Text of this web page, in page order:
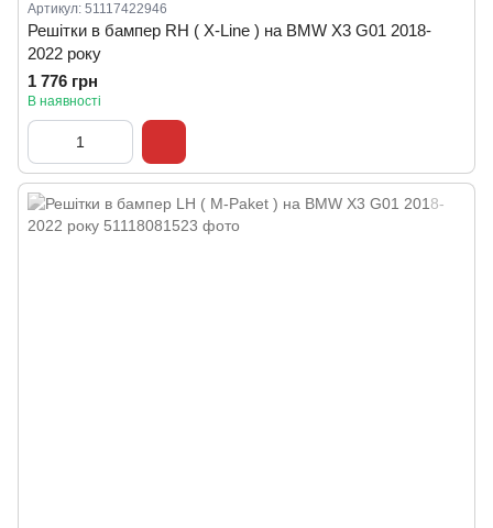
Артикул: 51117422946
Решітки в бампер RH ( X-Line ) на BMW X3 G01 2018-
2022 року
1 776 грн
В наявності